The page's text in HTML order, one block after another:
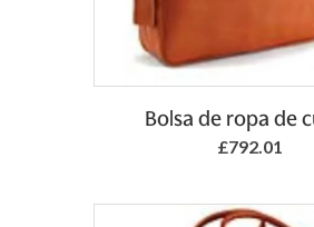
Add to
Bolsa de ropa de
£792.01